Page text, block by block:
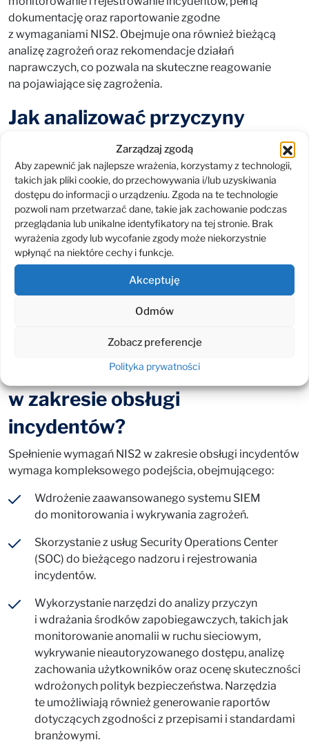
Zarządzaj zgodą
Aby zapewnić jak najlepsze wrażenia, korzystamy z technologii,
takich jak pliki cookie, do przechowywania i/lub uzyskiwania
dostępu do informacji o urządzeniu. Zgoda na te technologie
pozwoli nam przetwarzać dane, takie jak zachowanie podczas
przeglądania lub unikalne identyfikatory na tej stronie. Brak
wyrażenia zgody lub wycofanie zgody może niekorzystnie
wpłynąć na niektóre cechy i funkcje.
Akceptuję
Odmów
Zobacz preferencje
Polityka prywatności
dokumentację oraz raportowanie zgodne
z wymaganiami NIS2. Obejmuje ona również bieżącą
analizę zagrożeń oraz rekomendacje działań
naprawczych, co pozwala na skuteczne reagowanie
na pojawiające się zagrożenia.
Jak analizować przyczyny
incydentów?
Zrozumienie przyczyn incydentów to kluczowy element
zapewnienia bezpieczeństwa i zapobiegania przyszłym
zagrożeniom. Obejmuje to przeprowadzanie
szczegółowych analiz technicznych w celu określenia
wektora ataku, identyfikowanie luk w zabezpieczeniach
i wdrażanie poprawek oraz opracowanie planu
naprawczego i wdrożenie odpowiednich działań
korygujących. Dzięki zaawansowanym narzędziom, takim
jak IBM QRadar czy Wazuh, możliwe jest automatyczne
przyspiesza analizę przyczyn incydentów.
Jak spełnić wymagania NIS2
w zakresie obsługi
incydentów?
Spełnienie wymagań NIS2 w zakresie obsługi incydentów
wymaga kompleksowego podejścia, obejmującego:
Wdrożenie zaawansowanego systemu SIEM
do monitorowania i wykrywania zagrożeń.
Skorzystanie z usług Security Operations Center
(SOC) do bieżącego nadzoru i rejestrowania
incydentów.
Wykorzystanie narzędzi do analizy przyczyn
i wdrażania środków zapobiegawczych, takich jak
monitorowanie anomalii w ruchu sieciowym,
wykrywanie nieautoryzowanego dostępu, analizę
zachowania użytkowników oraz ocenę skuteczności
wdrożonych polityk bezpieczeństwa. Narzędzia
te umożliwiają również generowanie raportów
dotyczących zgodności z przepisami i standardami
branżowymi.